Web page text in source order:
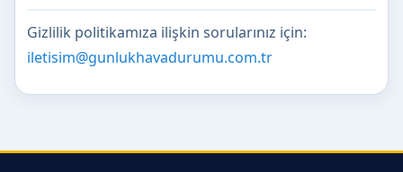
Gizlilik politikamıza ilişkin sorularınız için:
iletisim@gunlukhavadurumu.com.tr